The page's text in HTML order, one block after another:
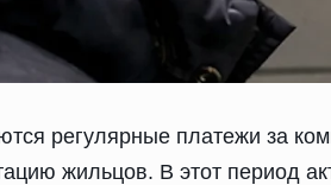
регулярные платежи за
жильцов. В этот период